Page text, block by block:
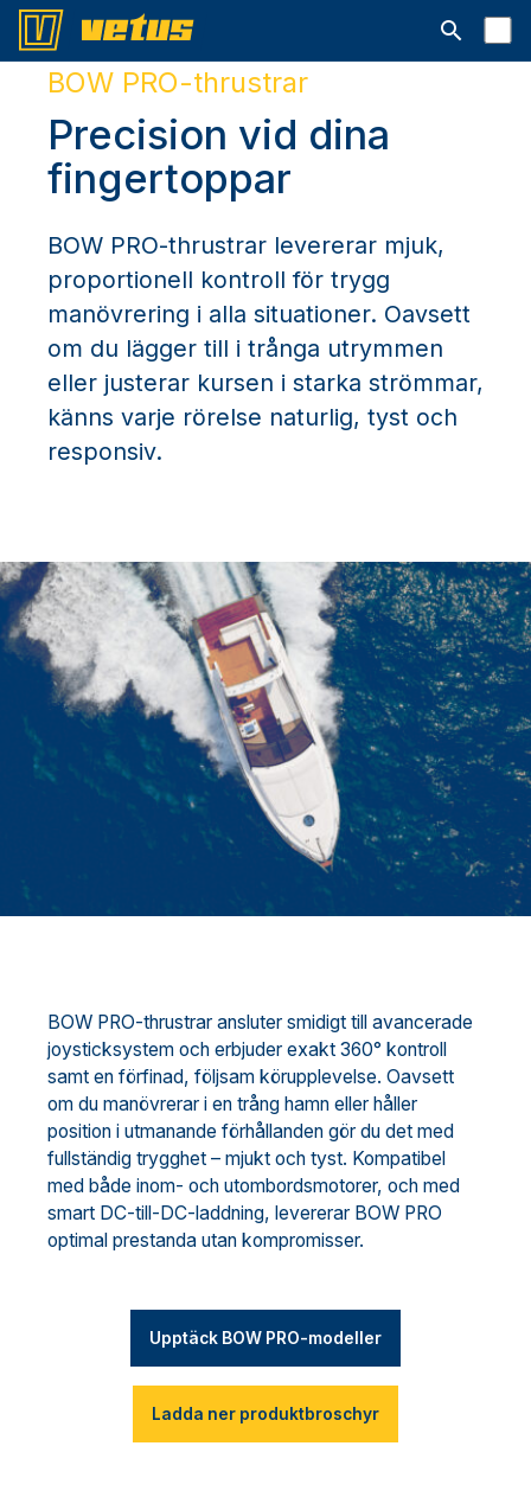
Open
BOW PRO-thrustrar
Precision vid dina
fingertoppar
BOW PRO-thrustrar levererar mjuk,
proportionell kontroll för trygg
manövrering i alla situationer. Oavsett
om du lägger till i trånga utrymmen
eller justerar kursen i starka strömmar,
känns varje rörelse naturlig, tyst och
responsiv.
BOW PRO-thrustrar ansluter smidigt till avancerade
joysticksystem och erbjuder exakt 360° kontroll
samt en förfinad, följsam körupplevelse. Oavsett
om du manövrerar i en trång hamn eller håller
position i utmanande förhållanden gör du det med
fullständig trygghet – mjukt och tyst. Kompatibel
med både inom- och utombordsmotorer, och med
smart DC-till-DC-laddning, levererar BOW PRO
optimal prestanda utan kompromisser.
Upptäck BOW PRO-modeller
Ladda ner produktbroschyr